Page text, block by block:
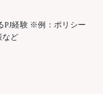
PJ経験 ※例：ポリシー
など